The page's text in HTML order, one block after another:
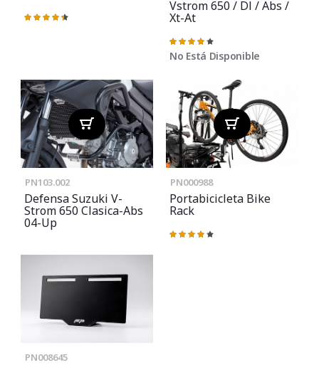
Valoración:
Vstrom 650 / Dl / Abs /
Xt-At
Valoración:
87%
No Está Disponible
PN103.002
Defensa Suzuki V-
Strom 650 Clasica-Abs
04-Up
PN000988
Portabicicleta Bike
Rack
Valoración:
PN008645